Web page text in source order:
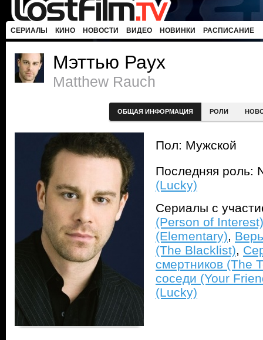
СЕРИАЛЫ КИНО НОВОСТИ ВИДЕО НОВИНКИ РАСПИСАНИЕ
Мэттью Раух
Matthew Rauch
ОБЩАЯ ИНФОРМАЦИЯ РОЛИ
Пол: Мужской
Последняя роль:
(Lucky)
Сериалы с
(Person of Interest)
(Elementary),
(The Blacklist),
смертников (The
соседи (Your
(Lucky)